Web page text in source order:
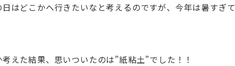
はどこかへ行きたいなと考えるのですが、今年は暑すぎて
えた結果、思いついたのは”紙粘土”でした！！